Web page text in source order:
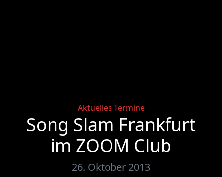
Categories
Aktuelles Termine
Song Slam Frankfurt
im ZOOM Club
26. Oktober 2013